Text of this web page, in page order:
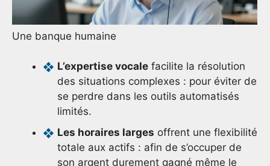
Une banque humaine
L’expertise vocale facilite la résolution
des situations complexes : pour éviter de
se perdre dans les outils automatisés
limités.
Les horaires larges offrent une flexibilité
totale aux actifs : afin de s’occuper de
son argent durement gagné même le